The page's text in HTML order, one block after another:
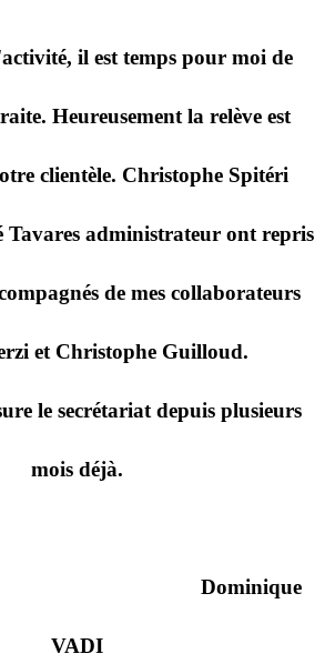
il est temps pour moi de
Heureusement la relève est
clientèle. Christophe Spitéri
Tavares administrateur ont repris
de mes collaborateurs
et Christophe Guilloud.
le secrétariat depuis plusieurs
mois déjà.
VADI